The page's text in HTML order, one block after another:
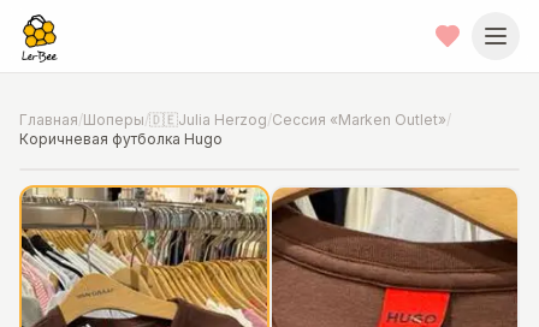
Главная/Шоперы/🇩🇪Julia Herzog/Сессия «Marken Outlet»/
Коричневая футболка Hugo
📍Фото от шопера·Hannover